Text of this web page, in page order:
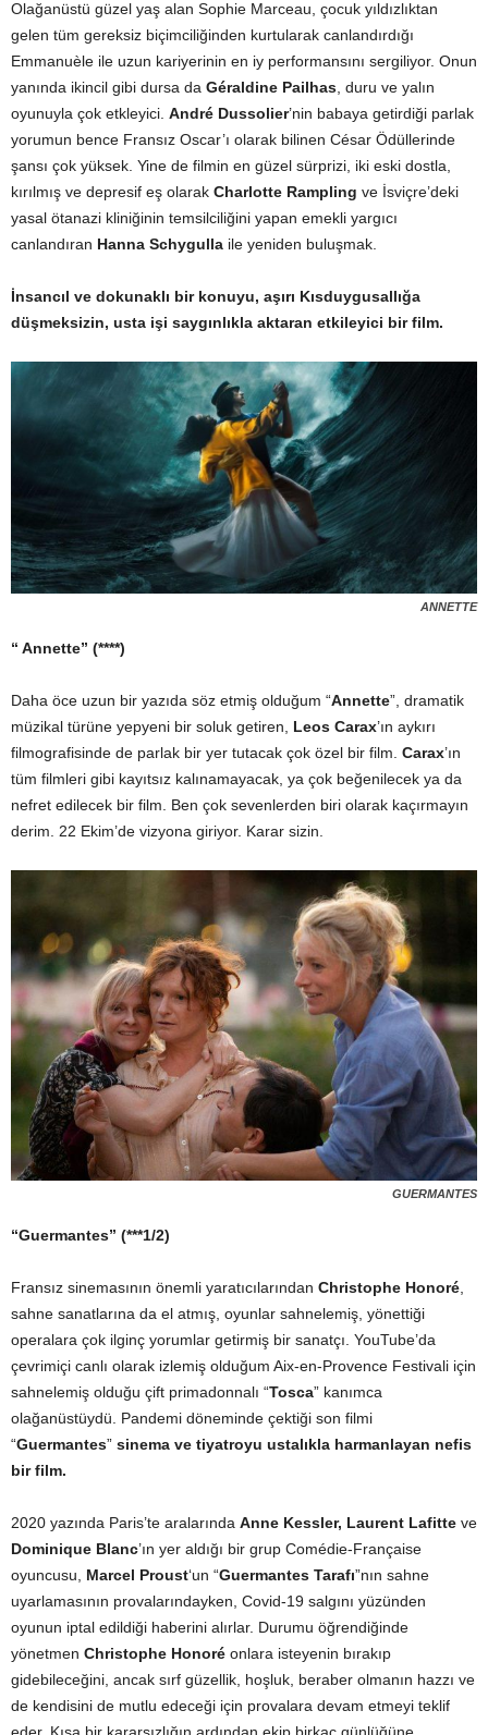
Olağanüstü güzel yaş alan Sophie Marceau, çocuk yıldızlıktan
gelen tüm gereksiz biçimciliğinden kurtularak canlandırdığı
Emmanuèle ile uzun kariyerinin en iy performansını sergiliyor. Onun
yanında ikincil gibi dursa da Géraldine Pailhas , duru ve yalın
oyunuyla çok etkleyici. André Dussolier’nin babaya getirdiği parlak
yorumun bence Fransız Oscar’ı olarak bilinen César Ödüllerinde
şansı çok yüksek. Yine de filmin en güzel sürprizi, iki eski dostla,
kırılmış ve depresif eş olarak Charlotte Rampling ve İsviçre’deki
yasal ötanazi kliniğinin temsilciliğini yapan emekli yargıcı
canlandıran Hanna Schygulla ile yeniden buluşmak.
İnsancıl ve dokunaklı bir konuyu, aşırı Kısduygusallığa
düşmeksizin, usta işi saygınlıkla aktaran etkileyici bir film.
ANNETTE
“ Annette” (****)
Daha öce uzun bir yazıda söz etmiş olduğum “Annette”, dramatik
müzikal türüne yepyeni bir soluk getiren, Leos Carax’ın aykırı
filmografisinde de parlak bir yer tutacak çok özel bir film. Carax’ın
tüm filmleri gibi kayıtsız kalınamayacak, ya çok beğenilecek ya da
nefret edilecek bir film. Ben çok sevenlerden biri olarak kaçırmayın
derim. 22 Ekim’de vizyona giriyor. Karar sizin.
GUERMANTES
“Guermantes” (***1/2)
Fransız sinemasının önemli yaratıcılarından Christophe Honoré
sahne sanatlarına da el atmış, oyunlar sahnelemiş, yönettiği
operalara çok ilginç yorumlar getirmiş bir sanatçı. YouTube’da
çevrimiçi canlı olarak izlemiş olduğum Aix-en-Provence Festivali için
sahnelemiş olduğu çift primadonnalı “Tosca” kanımca
olağanüstüydü. Pandemi döneminde çektiği son filmi
“Guermantes” sinema ve tiyatroyu ustalıkla harmanlayan nefis
bir film.
2020 yazında Paris’te aralarında Anne Kessler, Laurent Lafitte ve
Dominique Blanc’ın yer aldığı bir grup Comédie-Française
oyuncusu, Marcel Proust‘un “Guermantes Tarafı”nın sahne
uyarlamasının provalarındayken, Covid-19 salgını yüzünden
oyunun iptal edildiği haberini alırlar. Durumu öğrendiğinde
yönetmen Christophe Honoré onlara isteyenin bırakıp
gidebileceğini, ancak sırf güzellik, hoşluk, beraber olmanın hazzı ve
de kendisini de mutlu edeceği için provalara devam etmeyi teklif